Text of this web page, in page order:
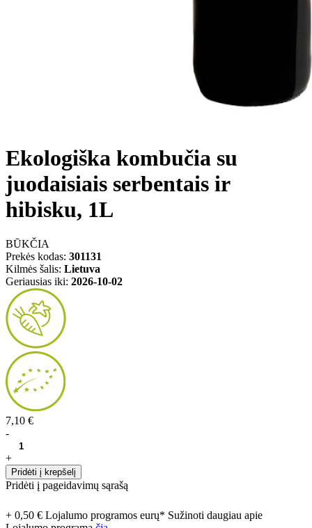
Ekologiška kombučia su
juodaisiais serbentais ir
hibisku, 1L
BŪKČIA
Prekės kodas: 301131
Kilmės šalis: Lietuva
Geriausias iki: 2026-10-02
7,10 €
-
+
Pridėti į krepšelį
Pridėti į pageidavimų sąrašą
+ 0,50 € Lojalumo programos eurų* Sužinoti daugiau apie